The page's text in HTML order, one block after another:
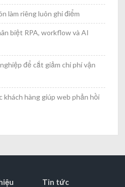
làm riêng luôn ghi điểm
biệt RPA, workflow và AI
để cắt giảm chi phí vận
khách hàng giúp web phản hồi
Tin tức